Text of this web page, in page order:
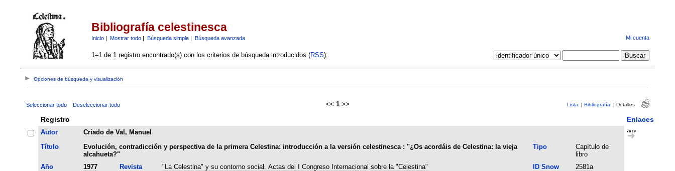
Bibliografía celestinesca
Inicio| Mostrar todo| Búsqueda simple| Búsqueda avanzada Mi cuenta
1–1 de 1 registro encontrado(s) con los criterios de búsqueda introducidos (RSS):
Opciones de búsqueda y visualización
Seleccionar todo Deseleccionar todo << 1 >> Lista | Bibliografía | Detalles
Registro Enlaces
Autor
Criado de Val, Manuel
Título
Evolución, contradicción y perspectiva de la primera Celestina: introducción a la versión celestinesca : "¿Os acordáis de Celestina: la vieja
alcahueta?"
Tipo
Capítulo de
libro
Año
1977 Revista "La Celestina" y su contorno social. Actas del I Congreso Internacional sobre la "Celestina" ID Snow
2581a